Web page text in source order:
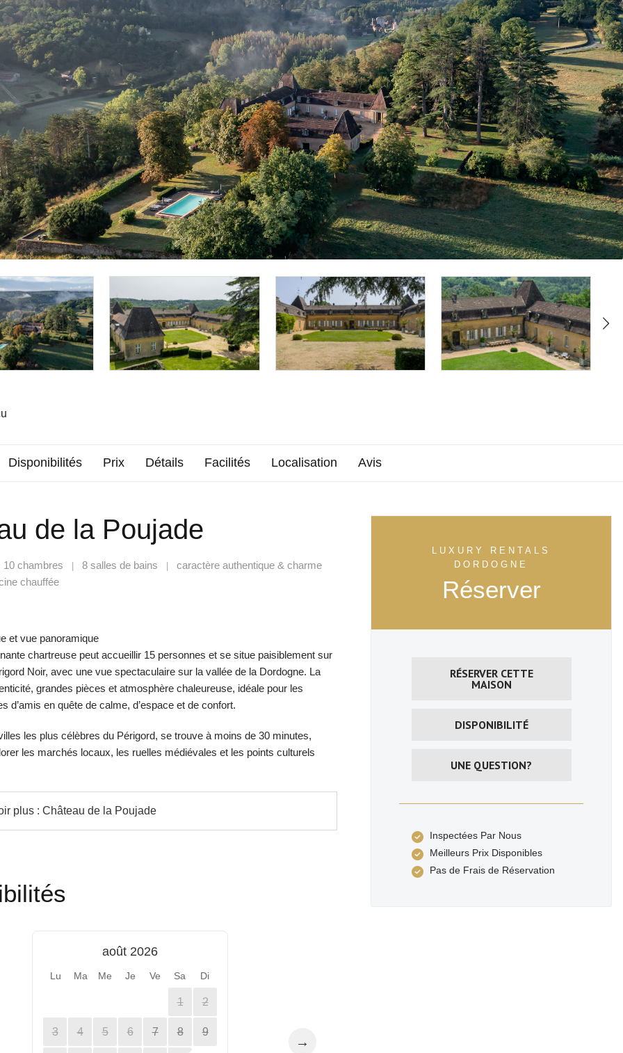
Disponibilités Prix Détails Facilités Localisation Avis
de la Poujade
10 chambres 8 salles de bains
caractère authentique & charme
chauffée
et vue panoramique
chartreuse peut accueillir 15 personnes et se situe paisiblement sur
Noir, avec une vue spectaculaire sur la vallée de la Dordogne. La
grandes pièces et atmosphère chaleureuse, idéale pour les
d’amis en quête de calme, d’espace et de confort.
les plus célèbres du Périgord, se trouve à moins de 30 minutes,
les marchés locaux, les ruelles médiévales et les points culturels
plus : Château de la Poujade
août 2026
Lu Ma Me Je Ve Sa Di
1 2
3 4 5 6 7 8 9
→
LUXURY RENTALS
DORDOGNE
Réserver
RÉSERVER CETTE
MAISON
DISPONIBILITÉ
UNE QUESTION?
Inspectées Par Nous
Meilleurs Prix Disponibles
Pas de Frais de Réservation